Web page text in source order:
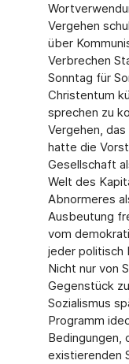
Vergehen
über
Verbrechen
Sonntag für
Christentum
sprechen zu
Vergehen,
hatte die
Gesellschaft
Welt des
Abnormeres
Ausbeutung
vom
jeder politisch
Nicht nur von
Gegenstück
Sozialismus
Programm
Bedingungen,
existierenden